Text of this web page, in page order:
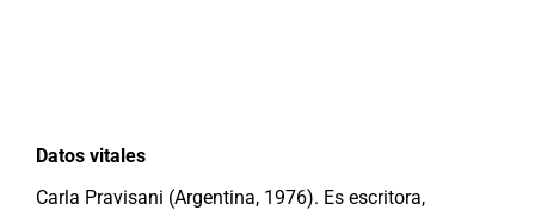
Datos vitales
Carla Pravisani (Argentina, 1976). Es escritora,